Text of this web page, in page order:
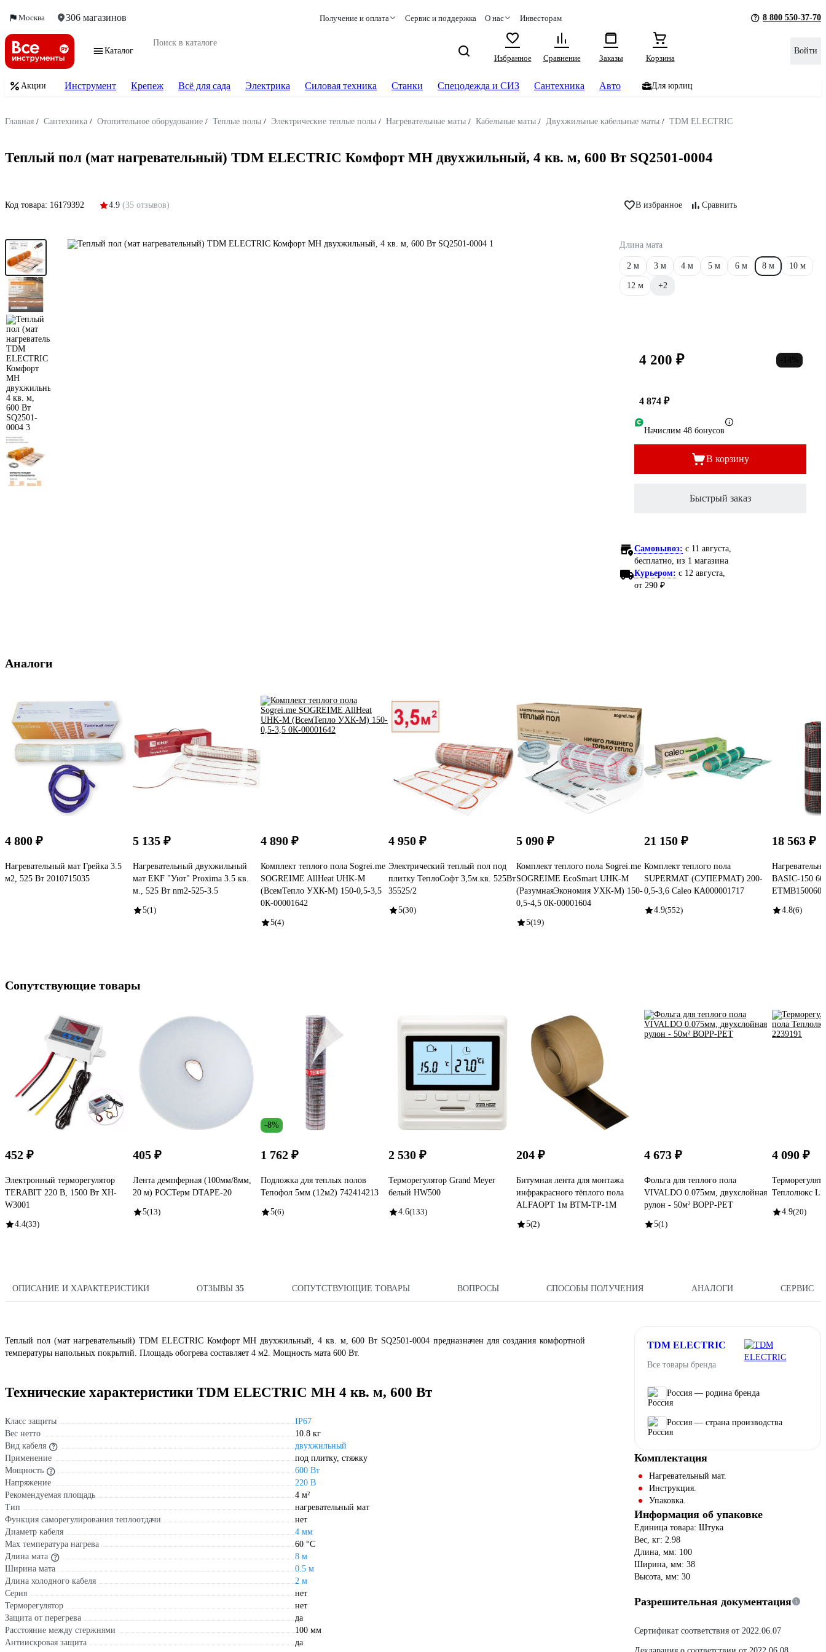
Москва 306 магазинов Получение и оплата Сервис и поддержка О нас Инвесторам 8 800 550-37-70
Каталог
Избранное
Сравнение Заказы Корзина
Войти
Акции Инструмент Крепеж Всё для сада Электрика Силовая техника Станки Спецодежда и СИЗ Сантехника Авто Для юрлиц
Главная / Сантехника / Отопительное оборудование / Теплые полы / Электрические теплые полы / Нагревательные маты / Кабельные маты / Двухжильные кабельные маты / TDM ELECTRIC
Теплый пол (мат нагревательный) TDM ELECTRIC Комфорт МН двухжильный, 4 кв. м, 600 Вт SQ2501-0004
Код товара: 16179392 4.9 (35 отзывов) В избранное Сравнить
Длина мата
2 м 3 м 4 м 5 м 6 м 8 м 10 м
12 м +2
4 200 ₽
4 874 ₽
Начислим 48 бонусов
В корзину
Быстрый заказ
Самовывоз: c 11 августа,
бесплатно , из 1 магазина
Курьером: c 12 августа,
от 290 ₽
Аналоги
4 800 ₽
Нагревательный мат Грейка 3.5
м2, 525 Вт 2010715035
5 135 ₽
Нагревательный двухжильный
мат EKF "Уют" Proxima 3.5 кв.
м., 525 Вт nm2-525-3.5
5(1)
4 890 ₽
Комплект теплого пола Sogrei.me
SOGREIME AllHeat UHK-M
(ВсемТепло УХК-М) 150-0,5-3,5
0К-00001642
5(4)
4 950 ₽
Электрический теплый пол под
плитку ТеплоСофт 3,5м.кв. 525Вт
35525/2
5(30)
5 090 ₽
Комплект теплого пола Sogrei.me
SOGREIME EcoSmart UHK-M
(РазумнаяЭкономия УХК-М) 150-
0,5-4,5 0К-00001604
5(19)
21 150 ₽
Комплект теплого пола
SUPERMAT (СУПЕРМАТ) 200-
0,5-3,6 Caleo КА000001717
4.9(552)
18 563 ₽
BASIC-150
ETMB1500600
4.8(6)
Сопутствующие товары
452 ₽
Электронный терморегулятор
TERABIT 220 В, 1500 Вт XH-
W3001
4.4(33)
405 ₽
Лента демпферная (100мм/8мм,
20 м) РОСТерм DTAPE-20
5(13)
-8%
1 762 ₽
Подложка для теплых полов
Тепофол 5мм (12м2) 742414213
5(6)
2 530 ₽
Терморегулятор Grand Meyer
белый HW500
4.6(133)
204 ₽
Битумная лента для монтажа
инфракрасного тёплого пола
ALFAOPT 1м BTM-TP-1M
5(2)
4 673 ₽
Фольга для теплого пола
VIVALDO 0.075мм, двухслойная
рулон - 50м² BOPP-PET
5(1)
4 090 ₽
Теплолюкс
4.9(20)
ОПИСАНИЕ И ХАРАКТЕРИСТИКИ ОТЗЫВЫ35 СОПУТСТВУЮЩИЕ ТОВАРЫ ВОПРОСЫ СПОСОБЫ ПОЛУЧЕНИЯ АНАЛОГИ СЕРВИС
Теплый пол (мат нагревательный) TDM ELECTRIC Комфорт МН двухжильный, 4 кв. м, 600 Вт SQ2501-0004 предназначен для создания комфортной
температуры напольных покрытий. Площадь обогрева составляет 4 м2. Мощность мата 600 Вт.
Технические характеристики TDM ELECTRIC МН 4 кв. м, 600 Вт
Класс защиты
IP67
Вес нетто
10.8 кг
Вид кабеля
двухжильный
Применение
под плитку, стяжку
Мощность
600 Вт
Напряжение
220 В
Рекомендуемая площадь
4 м²
Тип
нагревательный мат
Функция саморегулирования теплоотдачи
нет
Диаметр кабеля
4 мм
Max температура нагрева
60 °С
Длина мата
8 м
Ширина мата
0.5 м
Длина холодного кабеля
2 м
Серия
нет
Терморегулятор
нет
Защита от перегрева
да
Расстояние между стержнями
100 мм
Антиискровая защита
да
TDM ELECTRIC
Все товары бренда
Россия — родина бренда
Россия — страна производства
Комплектация
Нагревательный мат.
Инструкция.
Упаковка.
Информация об упаковке
Единица товара: Штука
Вес, кг: 2.98
Длина, мм: 100
Ширина, мм: 38
Высота, мм: 30
Разрешительная документация
Сертификат соответствия от 2022.06.07